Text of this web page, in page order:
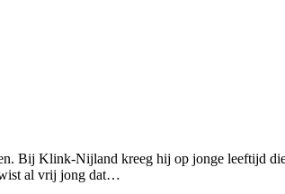
Bij Klink-Nijland kreeg hij op jonge leeftijd
al vrij jong dat…